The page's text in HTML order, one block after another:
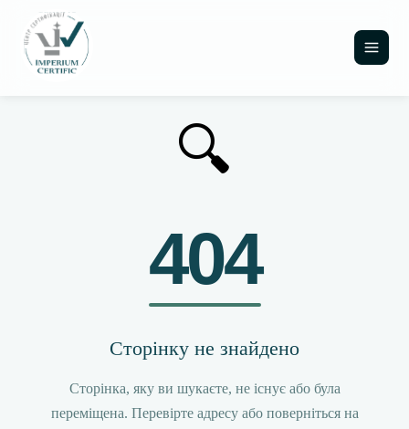
🔍
404
Сторінку не знайдено
Сторінка, яку ви шукаєте, не існує або була
переміщена. Перевірте адресу або поверніться на